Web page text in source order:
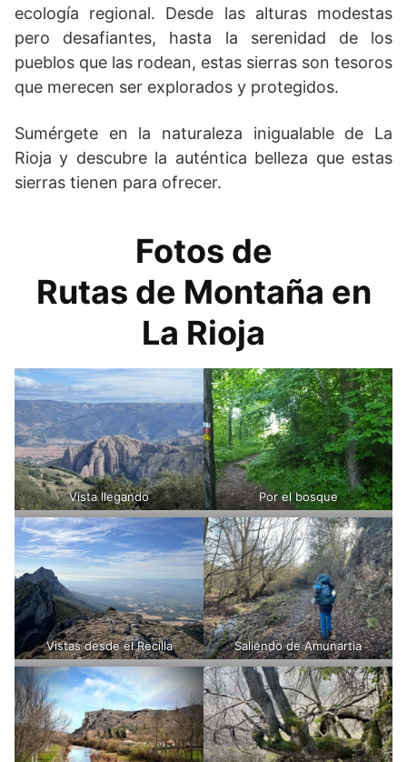
ecología regional. Desde las alturas modestas
pero desafiantes, hasta la serenidad de los
pueblos que las rodean, estas sierras son tesoros
que merecen ser explorados y protegidos.
Sumérgete en la naturaleza inigualable de La
Rioja y descubre la auténtica belleza que estas
sierras tienen para ofrecer.
Fotos de
Rutas de Montaña en
La Rioja
Vista llegando Por el bosque
Vistas desde el Recilla Saliendo de Amunartia